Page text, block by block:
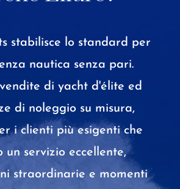
stabilisce lo standard per
nautica senza pari.
di yacht d'élite ed
di noleggio su misura,
i clienti più esigenti che
un servizio eccellente,
straordinarie e momenti